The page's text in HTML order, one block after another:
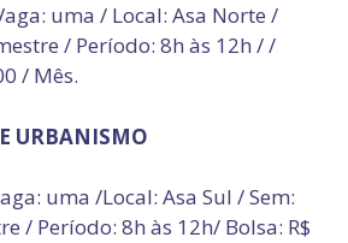
uma / Local: Asa Norte /
/ Período: 8h às 12h / /
/ Mês.
URBANISMO
uma /Local: Asa Sul / Sem:
/ Período: 8h às 12h/ Bolsa: R$